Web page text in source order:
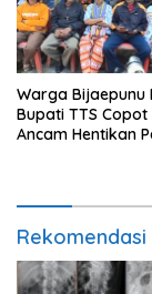
Warga Bijaepunu
Bupati TTS Copot
Ancam Hentikan